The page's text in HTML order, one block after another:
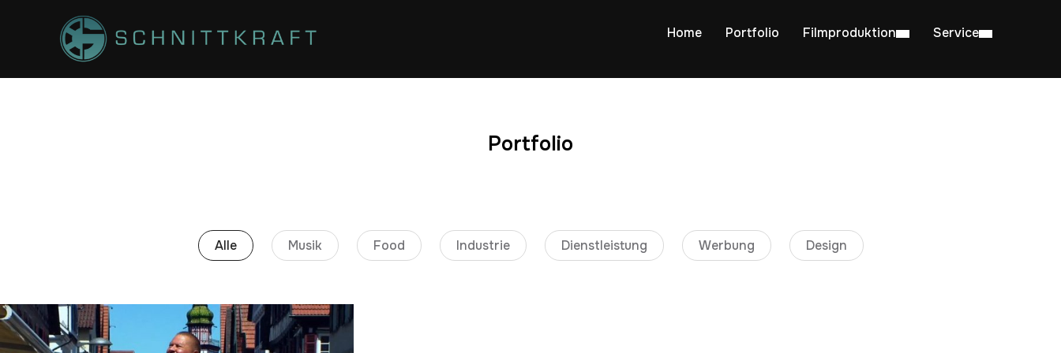
Home Portfolio Filmproduktion Service
Portfolio
Alle Musik Food Industrie Dienstleistung Werbung Design